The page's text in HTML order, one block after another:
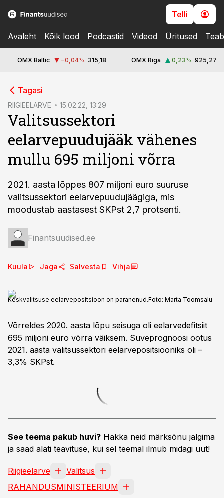
Telli
Avaleht Kõik lood Podcastid Videod Üritused
OMX Baltic −0,04% 315,18 OMX Riga 0,23% 925,27
Tagasi
RIIGIEELARVE 15.02.22, 13:29
Valitsussektori
eelarvepuudujääk vähenes
mullu 695 miljoni võrra
2021. aasta lõppes 807 miljoni euro suuruse
valitsussektori eelarvepuudujäägiga, mis
moodustab aastasest SKPst 2,7 protsenti.
Finantsuudised.ee
Kuula Jaga Salvesta Vihja
Keskvalitsuse eelarvepositsioon on paranenud.Foto: Marta Toomsalu
Võrreldes 2020. aasta lõpu seisuga oli eelarvedefitsiit
695 miljoni euro võrra väiksem. Suveprognoosi ootus
2021. aasta valitsussektori eelarvepositsiooniks oli –
3,3% SKPst.
See teema pakub huvi? Hakka neid märksõnu jälgima
ja saad alati teavituse, kui sel teemal ilmub midagi uut!
Riigieelarve
Valitsus
RAHANDUSMINISTEERIUM